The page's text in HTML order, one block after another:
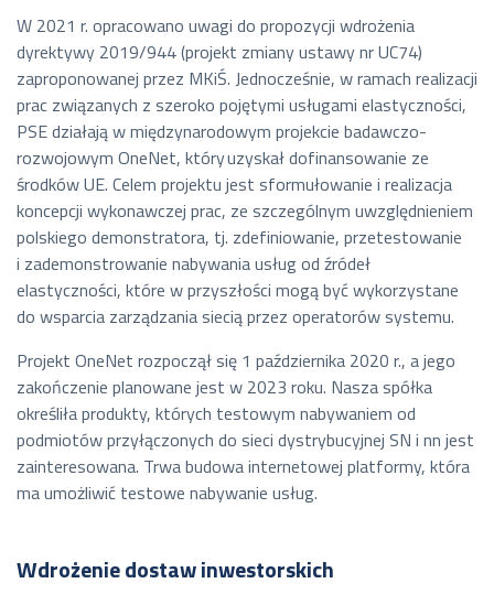
W 2021 r. opracowano uwagi do propozycji wdrożenia
dyrektywy 2019/944 (projekt zmiany ustawy nr UC74)
zaproponowanej przez MKiŚ. Jednocześnie, w ramach realizacji
prac związanych z szeroko pojętymi usługami elastyczności,
PSE działają w międzynarodowym projekcie badawczo-
rozwojowym OneNet, który uzyskał dofinansowanie ze
środków UE. Celem projektu jest sformułowanie i realizacja
koncepcji wykonawczej prac, ze szczególnym uwzględnieniem
polskiego demonstratora, tj. zdefiniowanie, przetestowanie
i zademonstrowanie nabywania usług od źródeł
elastyczności, które w przyszłości mogą być wykorzystane
do wsparcia zarządzania siecią przez operatorów systemu.
Projekt OneNet rozpoczął się 1 października 2020 r., a jego
zakończenie planowane jest w 2023 roku. Nasza spółka
określiła produkty, których testowym nabywaniem od
podmiotów przyłączonych do sieci dystrybucyjnej SN i nn jest
zainteresowana. Trwa budowa internetowej platformy, która
ma umożliwić testowe nabywanie usług.
Wdrożenie dostaw inwestorskich